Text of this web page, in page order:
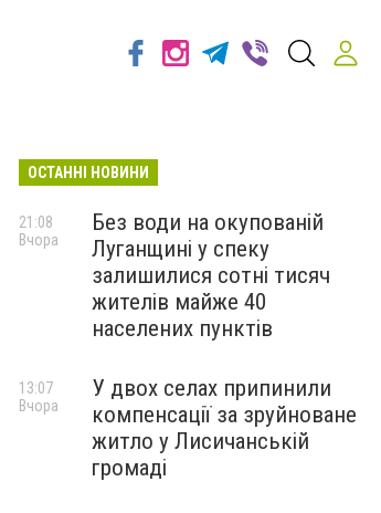
ОСТАННІ НОВИНИ
Без води на окупованій
Луганщині у спеку
залишилися сотні тисяч
жителів майже 40
населених пунктів
21:08
Вчора
У двох селах припинили
компенсації за зруйноване
житло у Лисичанській
громаді
13:07
Вчора